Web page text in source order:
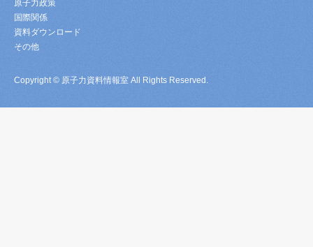
原子力政策
国際関係
資料ダウンロード
その他
Copyright © 原子力資料情報室 All Rights Reserved.